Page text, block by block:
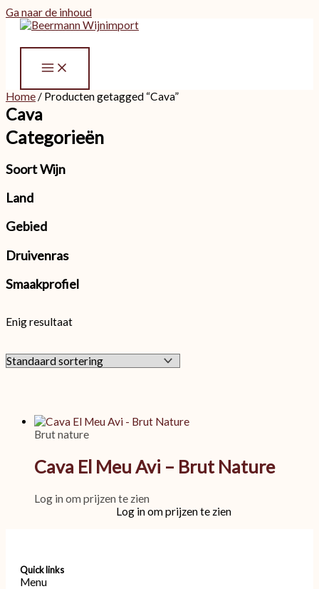
Ga naar de inhoud
Home/ Producten getagged “Cava”
Cava
Categorieën
Soort Wijn
Land
Gebied
Druivenras
Smaakprofiel
Enig resultaat
Brut nature
Cava El Meu Avi – Brut Nature
Log in om prijzen te zien
Log in om prijzen te zien
Quick links
Menu